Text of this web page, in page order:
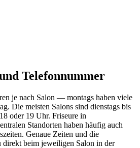
Telefonnummer
je nach Salon — montags haben viele
Die meisten Salons sind dienstags bis
oder 19 Uhr. Friseure in
Standorten haben häufig auch
Genaue Zeiten und die
direkt beim jeweiligen Salon in der